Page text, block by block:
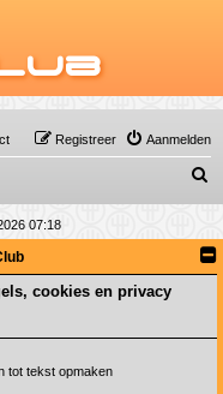
Aanmelden
Registreer
o
k
07:18
cookies en privacy
tot tekst opmaken